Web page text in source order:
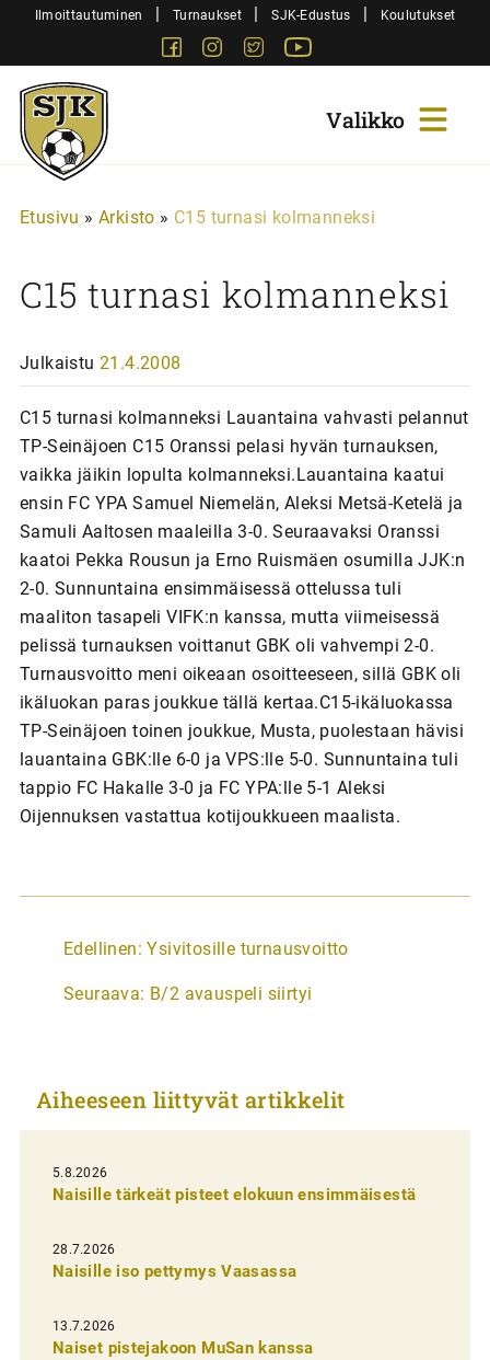
SiirryIlmoittautuminen | Turnaukset | SJK-Edustus | Koulutukset
FacebookInstagram
Twitter
Sjk-
Juniorit
Etusivu » Arkisto » C15 turnasi kolmanneksi
C15 turnasi kolmanneksi
Julkaistu 21.4.2008
C15 turnasi kolmanneksi Lauantaina vahvasti pelannut
TP-Seinäjoen C15 Oranssi pelasi hyvän turnauksen,
vaikka jäikin lopulta kolmanneksi.Lauantaina kaatui
ensin FC YPA Samuel Niemelän, Aleksi Metsä-Ketelä ja
Samuli Aaltosen maaleilla 3-0. Seuraavaksi Oranssi
kaatoi Pekka Rousun ja Erno Ruismäen osumilla JJK:n
2-0. Sunnuntaina ensimmäisessä ottelussa tuli
maaliton tasapeli VIFK:n kanssa, mutta viimeisessä
pelissä turnauksen voittanut GBK oli vahvempi 2-0.
Turnausvoitto meni oikeaan osoitteeseen, sillä GBK oli
ikäluokan paras joukkue tällä kertaa.C15-ikäluokassa
TP-Seinäjoen toinen joukkue, Musta, puolestaan hävisi
lauantaina GBK:lle 6-0 ja VPS:lle 5-0. Sunnuntaina tuli
tappio FC Hakalle 3-0 ja FC YPA:lle 5-1 Aleksi
Oijennuksen vastattua kotijoukkueen maalista.
A
t
k
e
l
i
e
n
e
Edellinen: Ysivitosille turnausvoitto
Seuraava: B/2 avauspeli siirtyi
Aiheeseen liittyvät artikkelit
5.8.2026
Naisille tärkeät pisteet elokuun ensimmäisestä
28.7.2026
Naisille iso pettymys Vaasassa
13.7.2026
Naiset pistejakoon MuSan kanssa